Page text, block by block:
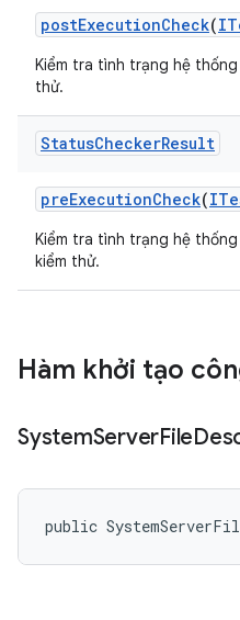
postExecutionCheck(
Kiểm tra tình trạng hệ
thử.
StatusCheckerResult
preExecutionCheck(
Kiểm tra tình trạng hệ
kiểm thử.
Hàm khởi tạo
SystemServerFile
public